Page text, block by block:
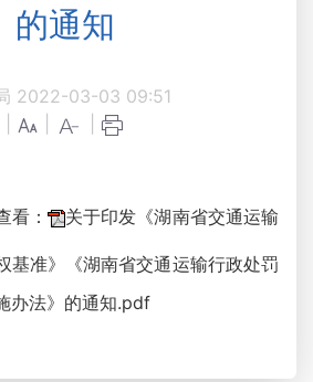
的通知
2022-03-03 09:51
： 关于印发《湖南省交通运输
基准》《湖南省交通运输行政处罚
办法》的通知.pdf